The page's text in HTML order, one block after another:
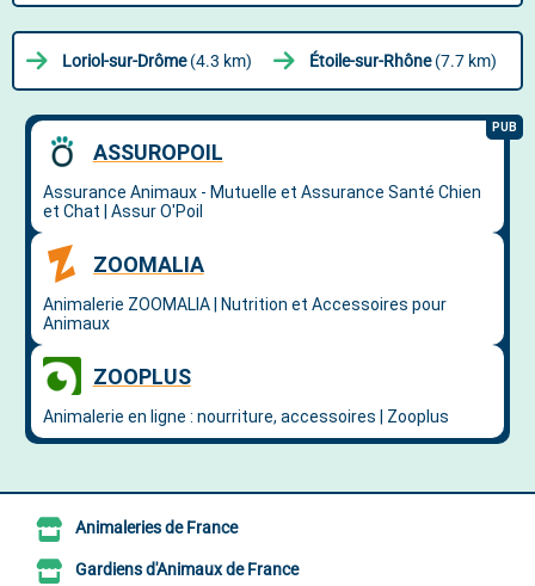
Loriol-sur-Drôme(4.3 km) Étoile-sur-Rhône(7.7 km)
Animaleries de France
Gardiens d'Animaux de France